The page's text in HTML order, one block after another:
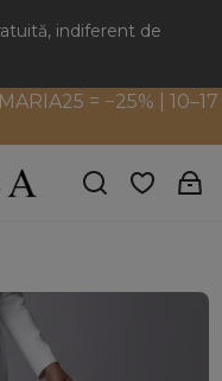
indiferent de
= −25% | 10–17